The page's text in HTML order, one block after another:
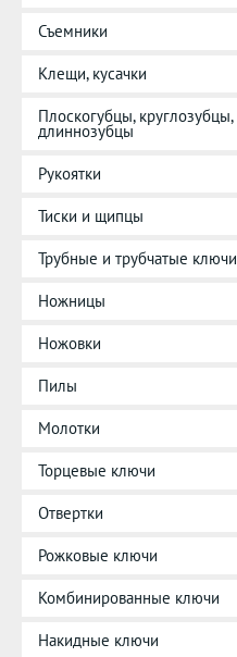
Съемники
Клещи, кусачки
Плоскогубцы, круглозубцы,
длиннозубцы
Рукоятки
Тиски и щипцы
Трубные и трубчатые ключи
Ножницы
Ножовки
Пилы
Молотки
Торцевые ключи
Отвертки
Рожковые ключи
Комбинированные ключи
Накидные ключи